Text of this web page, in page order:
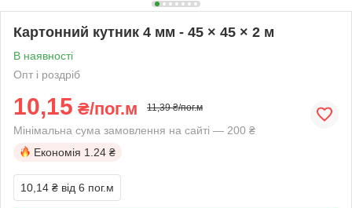
Картонний кутник 4 мм - 45 × 45 × 2 м
В наявності
Опт і роздріб
10,15 ₴/пог.м 11,39 ₴/пог.м
Мінімальна сума замовлення на сайті — 200 ₴
Економія 1.24 ₴
10,14 ₴ від 6 пог.м